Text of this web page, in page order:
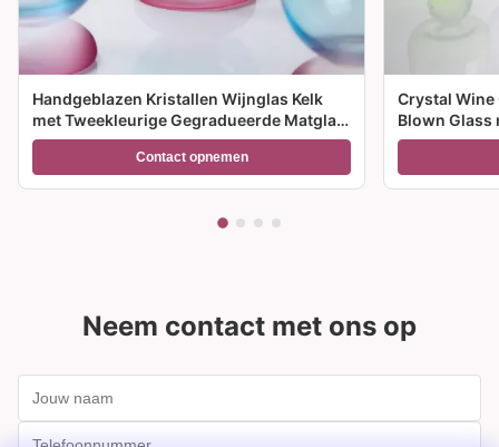
Handgeblazen Kristallen Wijnglas Kelk
met Tweekleurige Gegradueerde Matglas
Voet en 300ml Capaciteit voor
Wijncocktail en Woondecoratie
Contact opnemen
Crystal Wine
Blown Glass
meerdere
Neem contact met ons op